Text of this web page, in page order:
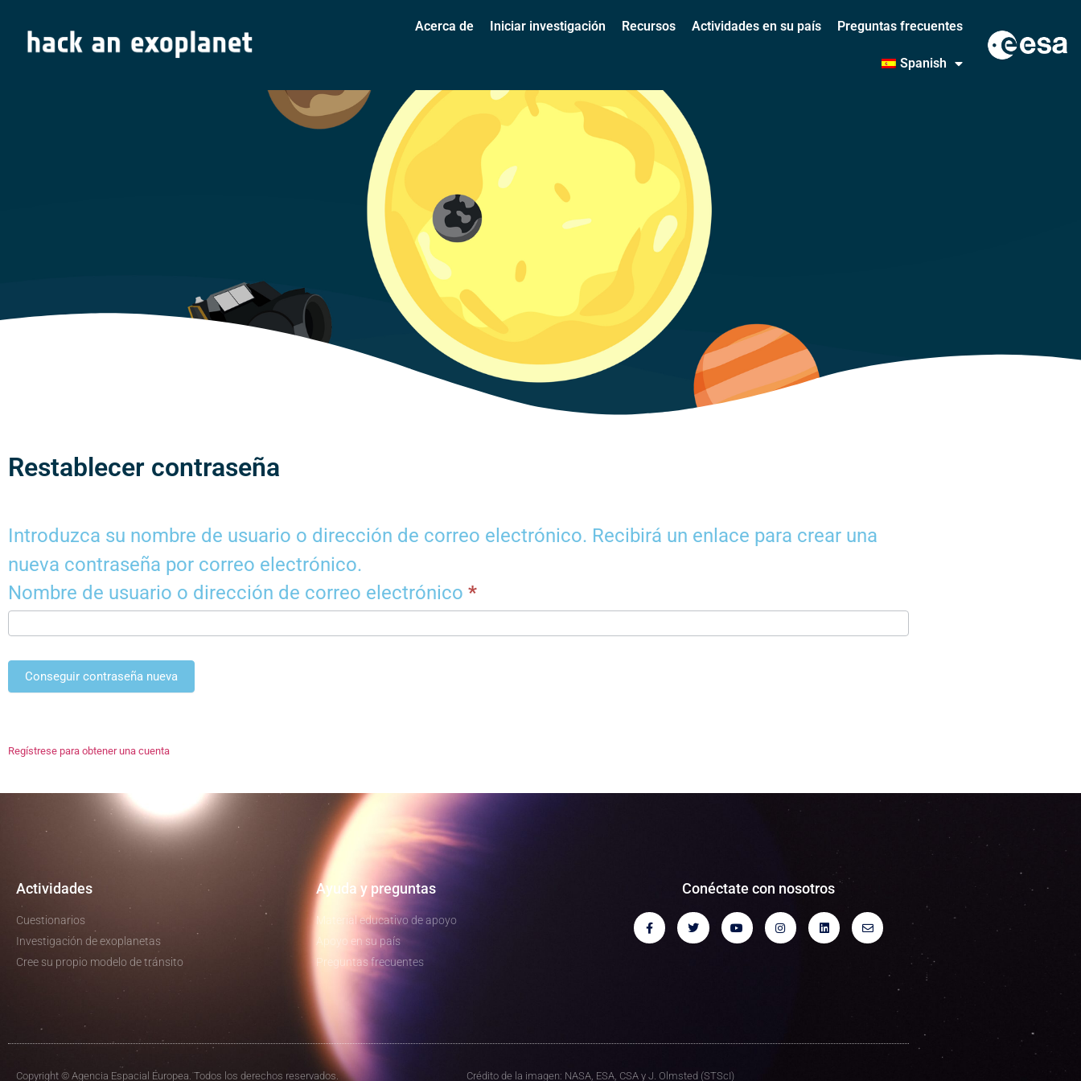
Acerca de Iniciar investigación Recursos Actividades en su país Preguntas frecuentes
Spanish
Restablecer contraseña
Introduzca su nombre de usuario o dirección de correo electrónico. Recibirá un enlace para crear una
nueva contraseña por correo electrónico.
Nombre de usuario o dirección de correo electrónico *
Regístrese para obtener una cuenta
Actividades
Cuestionarios
Investigación de exoplanetas
Cree su propio modelo de tránsito
Ayuda y preguntas
Material educativo de apoyo
Apoyo en su país
Preguntas frecuentes
Conéctate con nosotros
Copyright © Agencia Espacial Europea. Todos los derechos reservados. Crédito de la imagen: NASA, ESA, CSA y J. Olmsted (STScI)